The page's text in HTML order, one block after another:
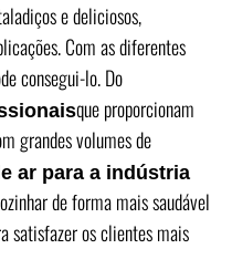
e deliciosos,
Com as diferentes
consegui-lo. Do
que proporcionam
grandes volumes de
ar para a indústria
de forma mais saudável
satisfazer os clientes mais